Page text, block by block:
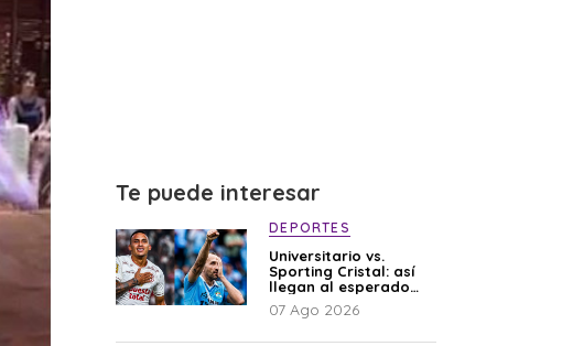
Te puede interesar
DEPORTES
Universitario vs.
Sporting Cristal: así
llegan al esperado
duelo
07 Ago 2026